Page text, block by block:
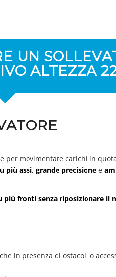
UN
ALTEZZA
per movimentare carichi in
più assi, grande precisione e
più fronti senza riposizionare il
in presenza di ostacoli o